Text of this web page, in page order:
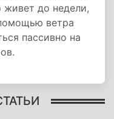
живет до недели,
ветра
пассивно на